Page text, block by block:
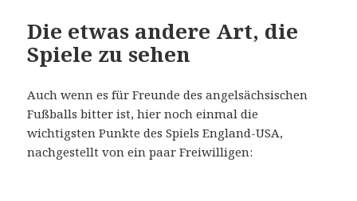
Die etwas andere Art, die
Spiele zu sehen
Auch wenn es für Freunde des angelsächsischen
Fußballs bitter ist, hier noch einmal die
wichtigsten Punkte des Spiels England-USA,
nachgestellt von ein paar Freiwilligen: